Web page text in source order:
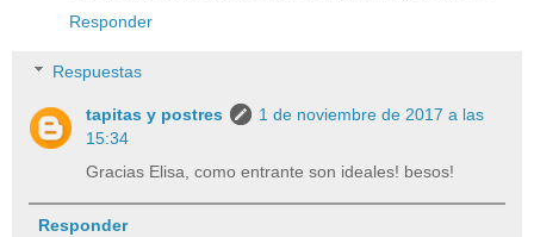
Responder
Respuestas
tapitas y postres
1 de noviembre de 2017 a las
15:34
Gracias Elisa, como entrante son ideales! besos!
Responder